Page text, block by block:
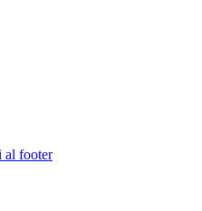
al footer